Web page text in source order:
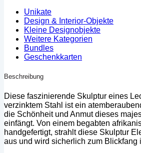
Unikate
Design & Interior-Objekte
Kleine Designobjekte
Weitere Kategorien
Bundles
Geschenkkarten
Beschreibung
Diese faszinierende Skulptur eines
verzinktem Stahl ist ein
die Schönheit und Anmut dieses
einfängt. Von einem begabten
handgefertigt, strahlt diese Skulptur
aus und wird sicherlich zum Blickfang